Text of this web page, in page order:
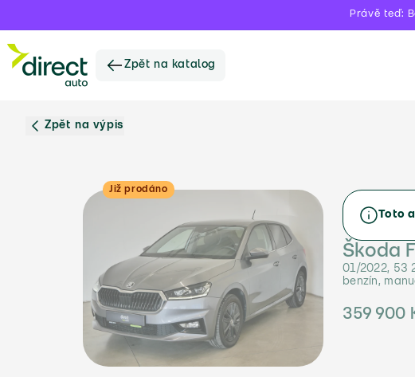
Právě teď:
Zpět na katalog
Zpět na výpis
Již prodáno
Toto
Škoda
01/2022, 53
benzín,
359 900